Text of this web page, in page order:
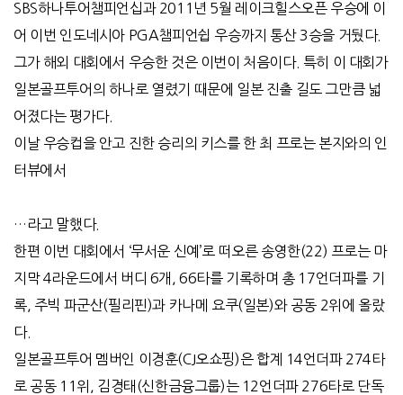
SBS하나투어챔피언십과 2011년 5월 레이크힐스오픈 우승에 이
어 이번 인도네시아 PGA챔피언쉽 우승까지 통산 3승을 거뒀다.
그가 해외 대회에서 우승한 것은 이번이 처음이다. 특히 이 대회가
일본골프투어의 하나로 열렸기 때문에 일본 진출 길도 그만큼 넓
어졌다는 평가다.
이날 우승컵을 안고 진한 승리의 키스를 한 최 프로는 본지와의 인
터뷰에서
…라고 말했다.
한편 이번 대회에서 ‘무서운 신예’로 떠오른 송영한(22) 프로는 마
지막 4라운드에서 버디 6개, 66타를 기록하며 총 17언더파를 기
록, 주빅 파군산(필리핀)과 카나메 요쿠(일본)와 공동 2위에 올랐
다.
일본골프투어 멤버인 이경훈(CJ오쇼핑)은 합계 14언더파 274타
로 공동 11위, 김경태(신한금융그룹)는 12언더파 276타로 단독